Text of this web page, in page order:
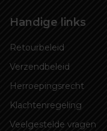
Handige links
Retourbeleid
Verzendbeleid
Herroepingsrecht
Klachtenregeling
Veelgestelde vragen